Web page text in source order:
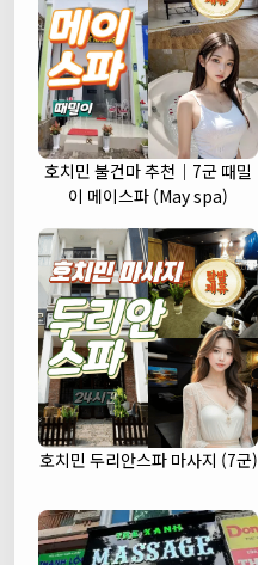
호치민 불건마 추천｜7군 때밀
이 메이스파 (May spa)
호치민 두리안스파 마사지 (7군)